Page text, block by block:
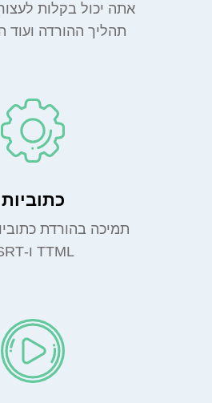
אתה יכול בקלות
תהליך ההורדה ועוד
כתוביות
תמיכה בהורדת
TTML ו-SRT.